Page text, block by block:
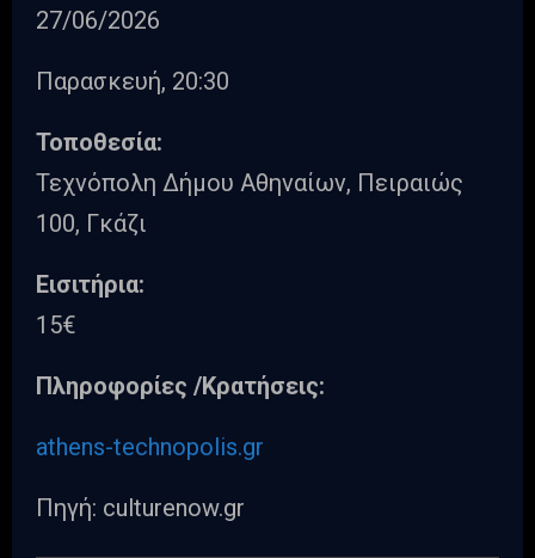
27/06/2026
Παρασκευή, 20:30
Τοποθεσία:
Τεχνόπολη Δήμου Αθηναίων, Πειραιώς
100, Γκάζι
Eισιτήρια:
15€
Πληροφορίες /Κρατήσεις:
athens-technopolis.gr
Πηγή: culturenow.gr